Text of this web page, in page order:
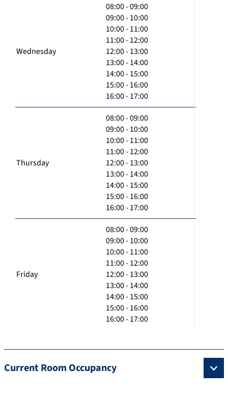
Wednesday
08:00 - 09:00
09:00 - 10:00
10:00 - 11:00
11:00 - 12:00
12:00 - 13:00
13:00 - 14:00
14:00 - 15:00
15:00 - 16:00
16:00 - 17:00
Thursday
08:00 - 09:00
09:00 - 10:00
10:00 - 11:00
11:00 - 12:00
12:00 - 13:00
13:00 - 14:00
14:00 - 15:00
15:00 - 16:00
16:00 - 17:00
Friday
08:00 - 09:00
09:00 - 10:00
10:00 - 11:00
11:00 - 12:00
12:00 - 13:00
13:00 - 14:00
14:00 - 15:00
15:00 - 16:00
16:00 - 17:00
Current Room Occupancy